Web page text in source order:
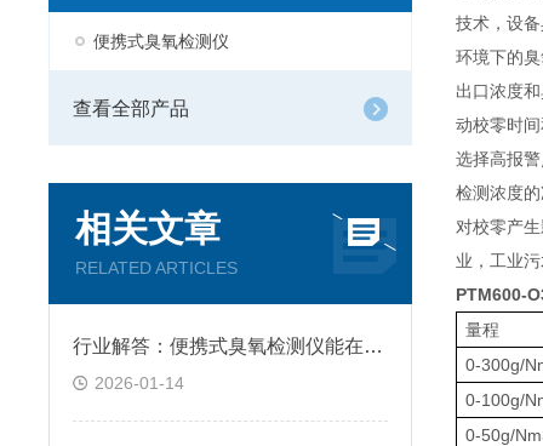
便携式臭氧检测仪
查看全部产品
相关文章
RELATED ARTICLES
行业解答：便携式臭氧检测仪能在粉尘环境中使用吗？
2026-01-14
技术，设
环境下的
出口浓度
动校零时
选择高报
检测浓度
对校零产
业，工业
PTM600-
量程
0-300g/
0-100g/
0-50g/